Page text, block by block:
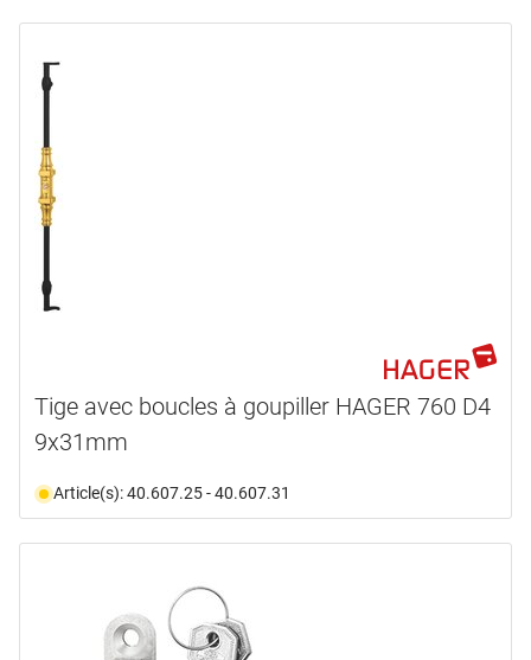
Tige avec boucles à goupiller HAGER 760 D4
9x31mm
Article(s): 40.607.25 - 40.607.31